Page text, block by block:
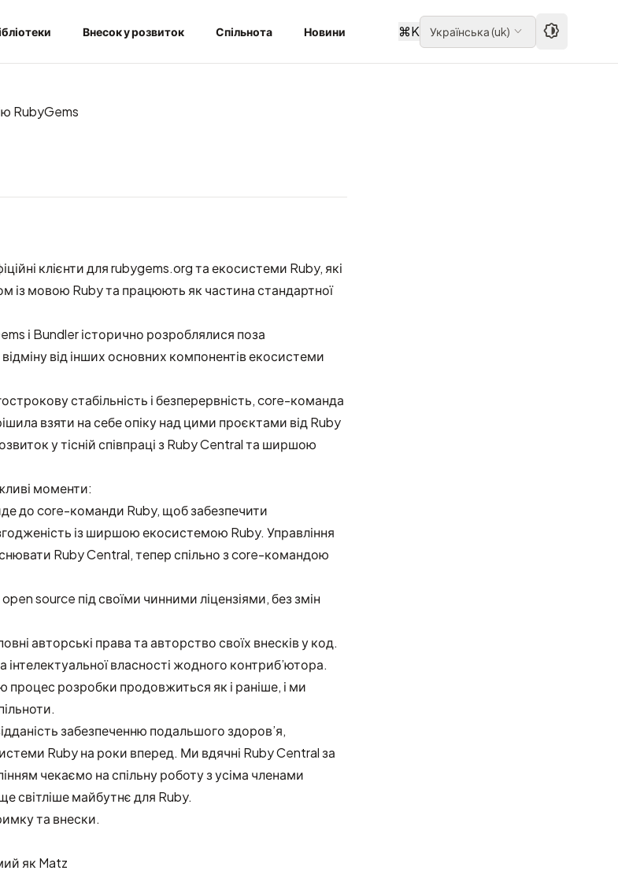
Внесок у розвиток Спільнота Новини ⌘K Українська(uk)
RubyGems
клієнти для rubygems.org та екосистеми Ruby, які
із мовою Ruby та працюють як частина стандартної
і Bundler історично розроблялися поза
від інших основних компонентів екосистеми
стабільність і безперервність, core-команда
взяти на себе опіку над цими проєктами від Ruby
у тісній співпраці з Ruby Central та ширшою
моменти:
до core-команди Ruby, щоб забезпечити
із ширшою екосистемою Ruby. Управління
Ruby Central, тепер спільно з core-командою
source під своїми чинними ліцензіями, без змін
авторські права та авторство своїх внесків у код.
власності жодного контриб’ютора.
процес розробки продовжиться як і раніше, і ми
забезпеченню подальшого здоров’я,
Ruby на роки вперед. Ми вдячні Ruby Central за
чекаємо на спільну роботу з усіма членами
світліше майбутнє для Ruby.
та внески.
як Matz